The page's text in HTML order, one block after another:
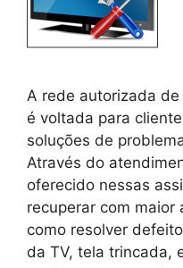
A rede autorizada
é voltada para
soluções de
Através do
oferecido nessas
recuperar com maior
como resolver
da TV, tela trincada,